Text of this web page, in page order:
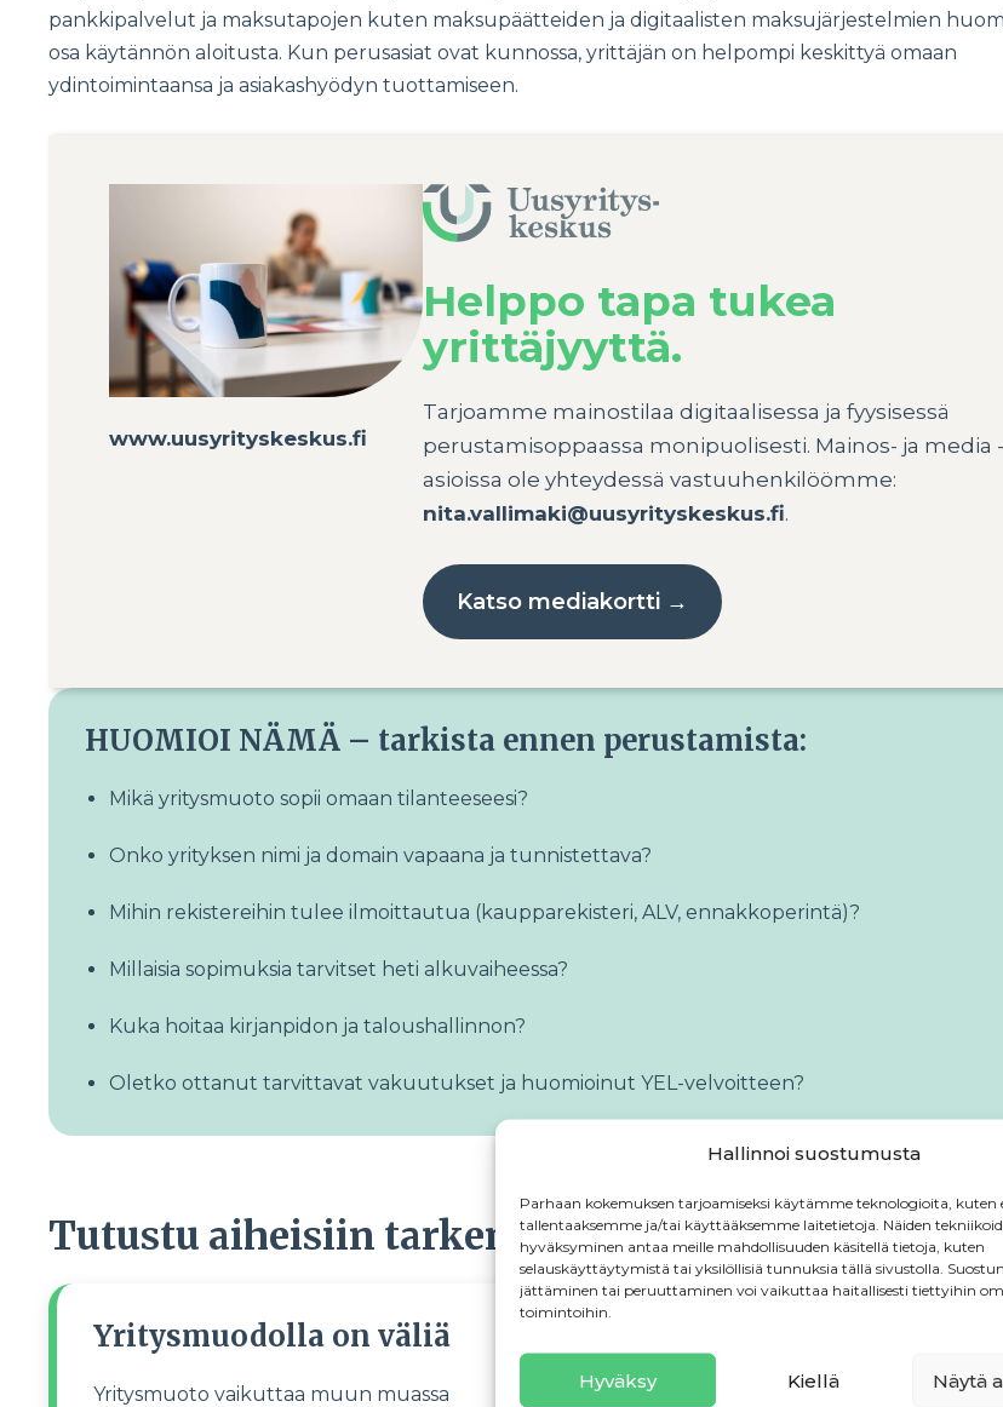
Hallinnoi suostumusta
Parhaan kokemuksen tarjoamiseksi käytämme teknologioita, kuten
tallentaaksemme ja/tai käyttääksemme laitetietoja. Näiden
hyväksyminen antaa meille mahdollisuuden käsitellä tietoja, kuten
selauskäyttäytymistä tai yksilöllisiä tunnuksia tällä sivustolla.
jättäminen tai peruuttaminen voi vaikuttaa haitallisesti tiettyihin
toimintoihin.
Hyväksy Kiellä Näytä
pankkipalvelut ja maksutapojen kuten maksupäätteiden ja digitaalisten maksujärjestelmien
osa käytännön aloitusta. Kun perusasiat ovat kunnossa, yrittäjän on helpompi keskittyä omaan
ydintoimintaansa ja asiakashyödyn tuottamiseen.
www.uusyrityskeskus.fi
Helppo tapa tukea
yrittäjyyttä.
Tarjoamme mainostilaa digitaalisessa ja fyysisessä
perustamisoppaassa monipuolisesti. Mainos- ja media -
asioissa ole yhteydessä vastuuhenkilöömme:
nita.vallimaki@uusyrityskeskus.fi.
Katso mediakortti →
HUOMIOI NÄMÄ – tarkista ennen perustamista:
Mikä yritysmuoto sopii omaan tilanteeseesi?
Onko yrityksen nimi ja domain vapaana ja tunnistettava?
Mihin rekistereihin tulee ilmoittautua (kaupparekisteri, ALV, ennakkoperintä)?
Millaisia sopimuksia tarvitset heti alkuvaiheessa?
Kuka hoitaa kirjanpidon ja taloushallinnon?
Oletko ottanut tarvittavat vakuutukset ja huomioinut YEL-velvoitteen?
Tutustu aiheisiin tarkemmin
Yritysmuodolla on väliä
Yritysmuoto vaikuttaa muun muassa
Yrityksen rekisteröinti käynnistää